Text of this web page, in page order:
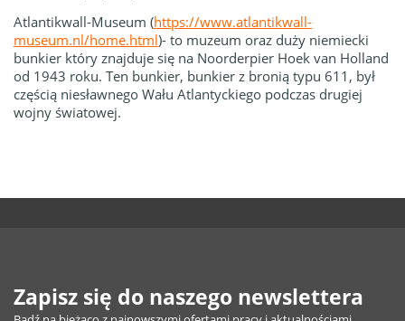
Atlantikwall-Museum (https://www.atlantikwall-
museum.nl/home.html)- to muzeum oraz duży niemiecki
bunkier który znajduje się na Noorderpier Hoek van Holland
od 1943 roku. Ten bunkier, bunkier z bronią typu 611, był
częścią niesławnego Wału Atlantyckiego podczas drugiej
wojny światowej.
Zapisz się do naszego newslettera